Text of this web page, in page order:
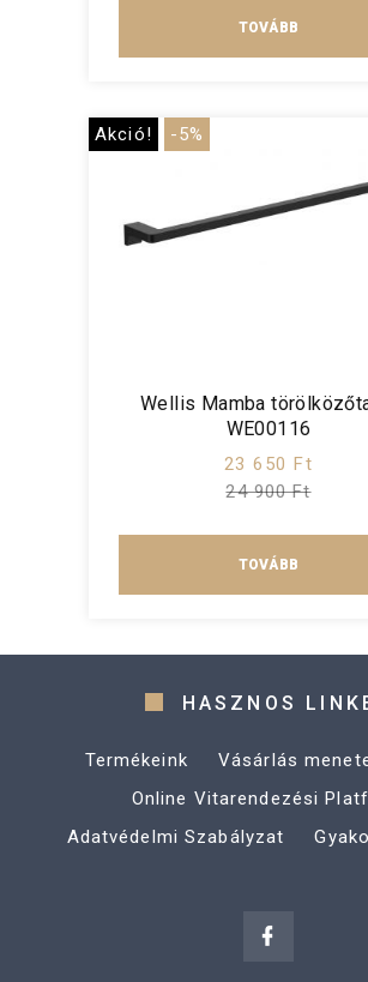
TOVÁBB
Akció! -5%
Wellis Mamba
WE00116
23 650 Ft
24 900 Ft
TOVÁBB
HASZNOS
Termékeink Vásárlás
Online Vitarendezési
Adatvédelmi Szabályzat